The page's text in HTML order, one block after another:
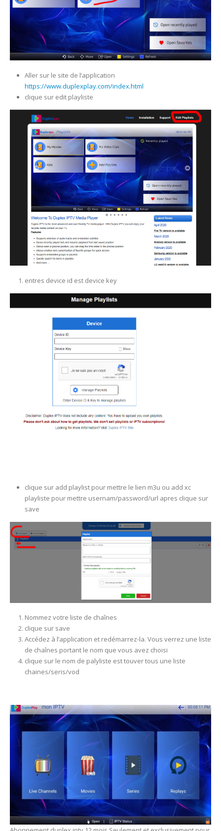
Aller sur le site de l’application
https://www.duplexplay.com/index.html
clique sur edit playliste
entres device id est device key
clique sur add playlist pour mettre le lien m3u ou add xc
playliste pour mettre usernam/password/url apres clique sur
save
Nommez votre liste de chaînes
clique sur save
Accédez à l’application et redémarrez-la. Vous verrez une liste
de chaînes portant le nom que vous avez choisi
clique sur le nom de palyliste est touver tous une liste
chaines/seris/vod